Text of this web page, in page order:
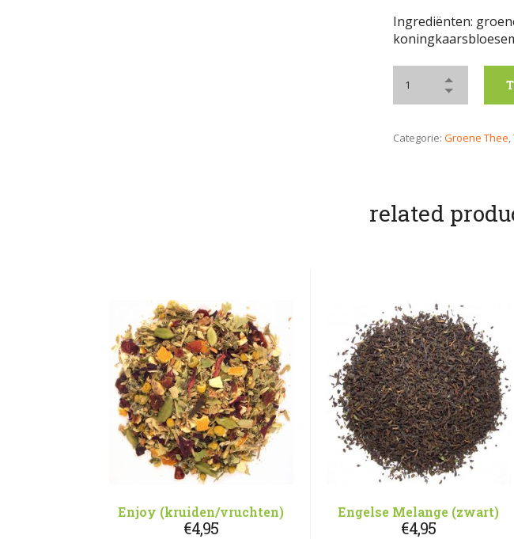
Ingrediënten:
Categorie: Groene Thee,
related
Enjoy (kruiden/vruchten)
€4,95
Engelse Melange (zwart)
€4,95